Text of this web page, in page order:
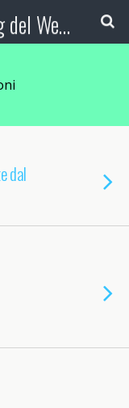
Booking Blog™ - Il blog del Web Marketing Turistico
dal